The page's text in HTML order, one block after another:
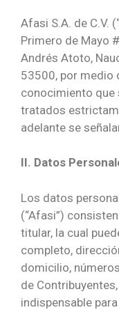
Afasi S.A. de C.V.
Primero de Mayo
Andrés Atoto,
53500, por medio
conocimiento que
tratados
adelante se
II. Datos
Los datos
(“Afasi”)
titular, la cual
completo,
domicilio,
de
indispensable